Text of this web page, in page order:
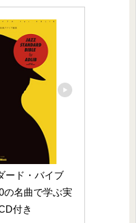
ード・バイブ
の名曲で学ぶ実
付き